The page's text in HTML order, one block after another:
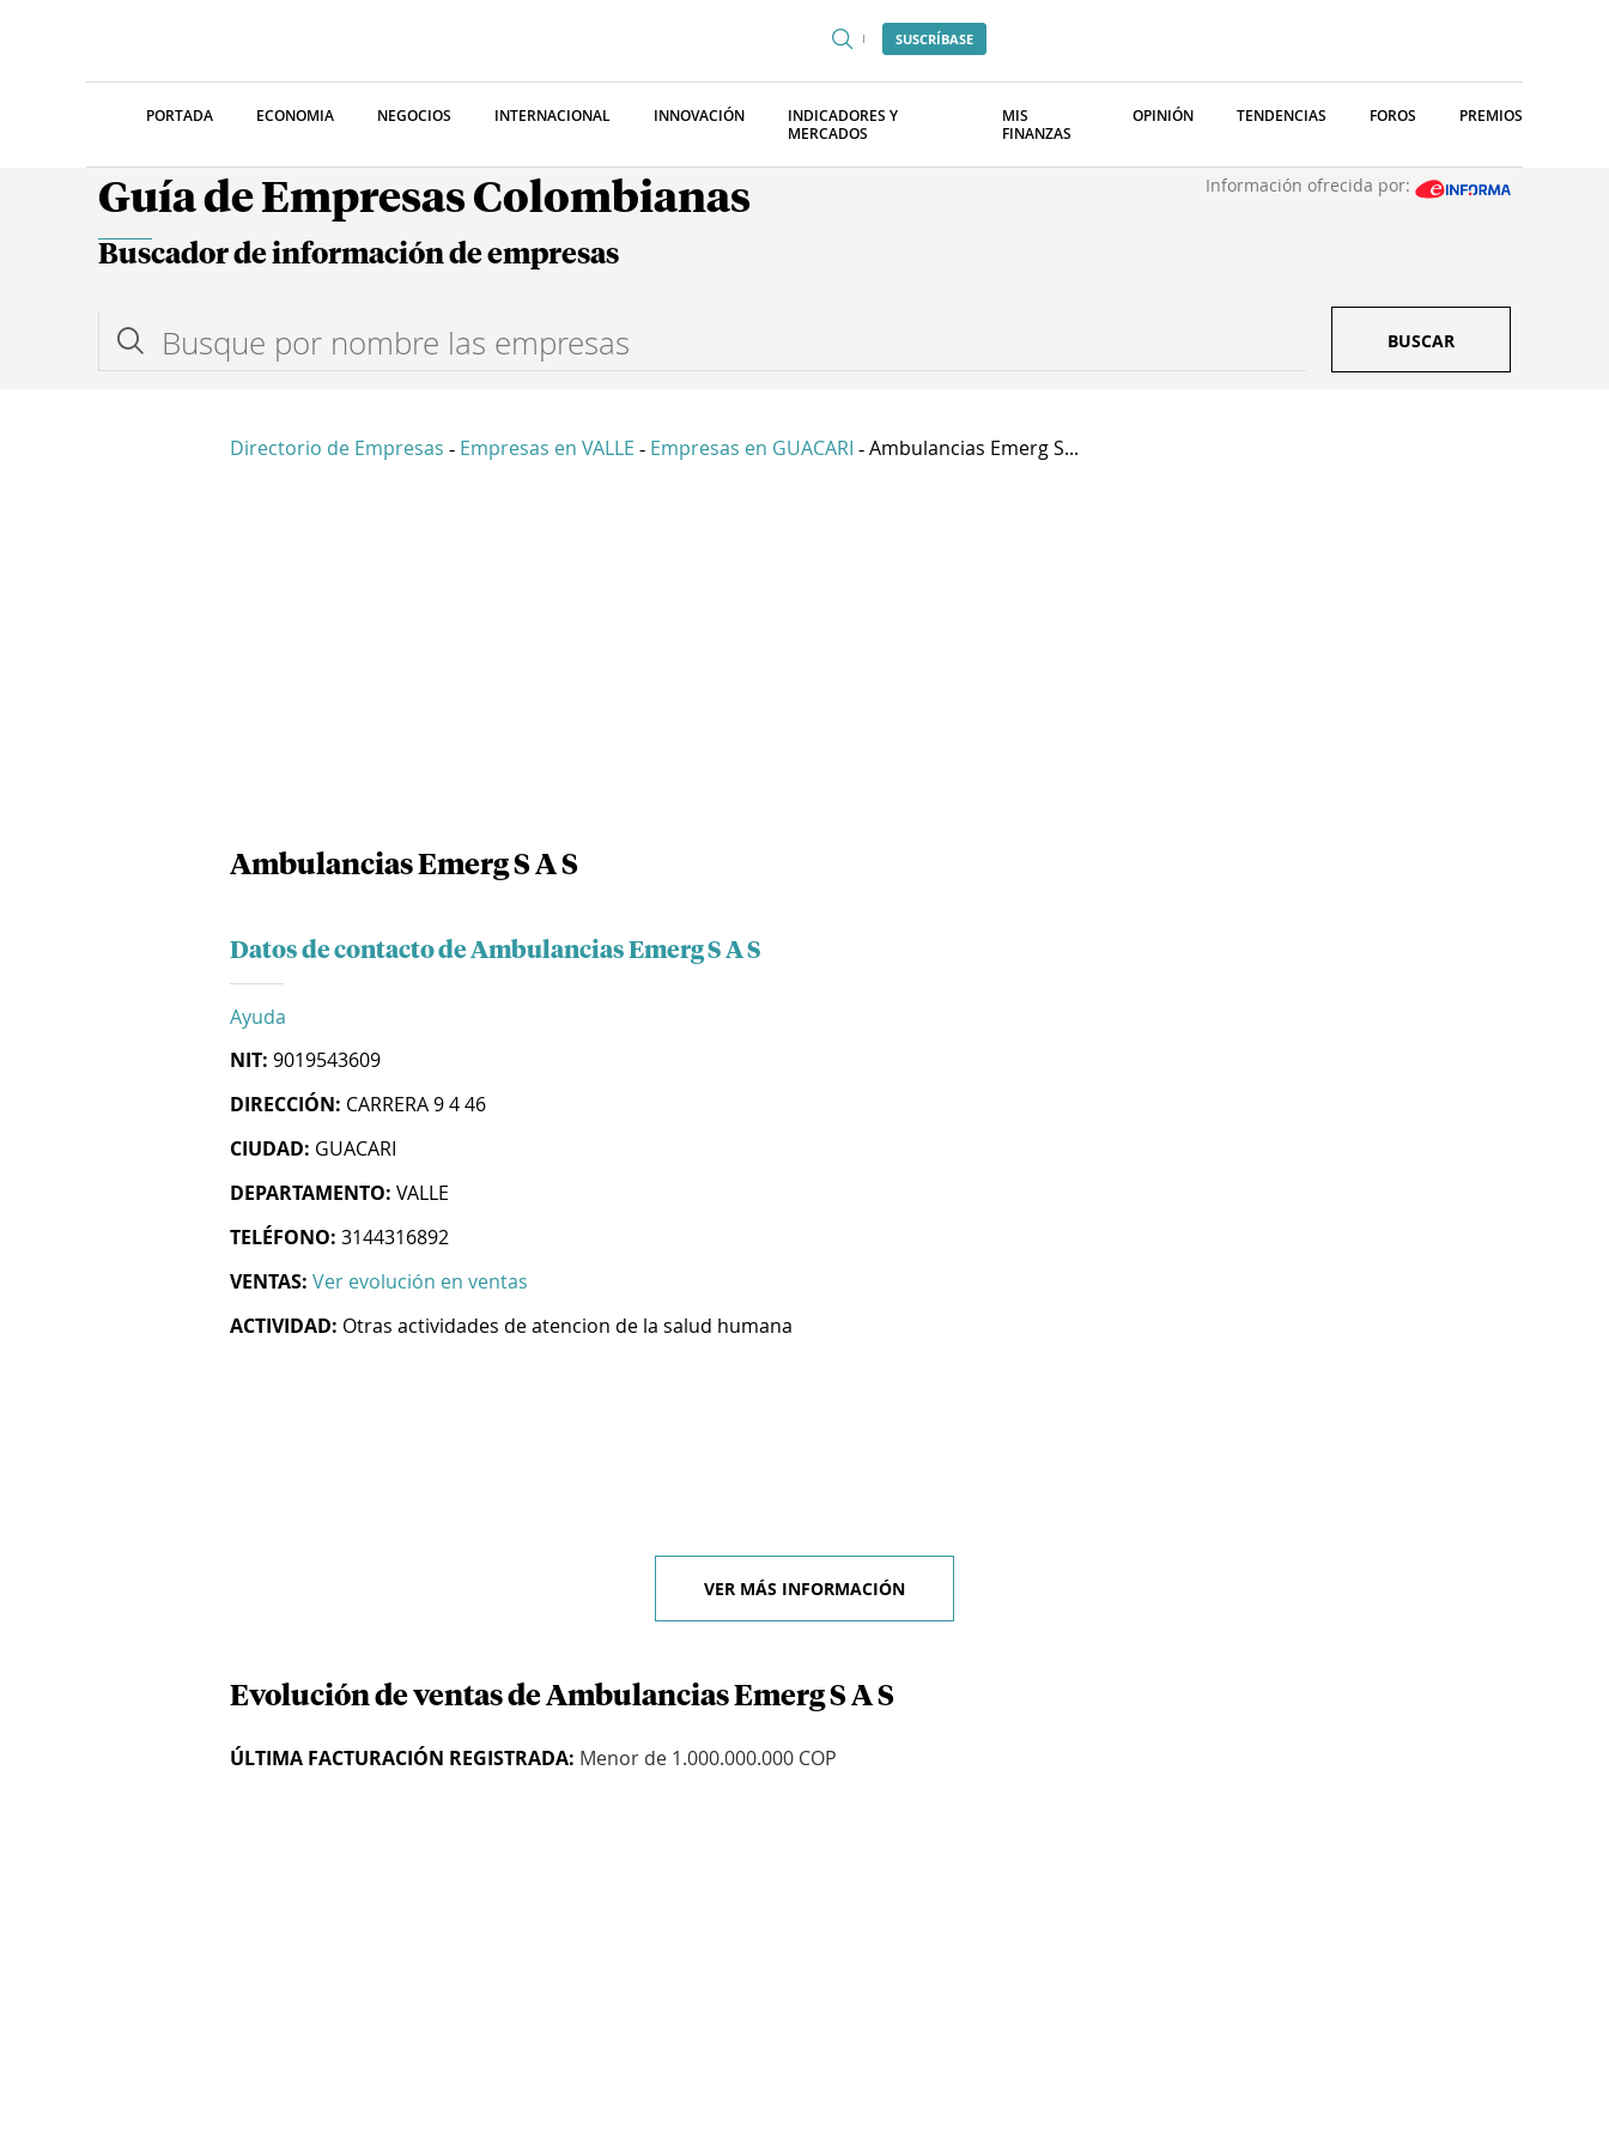
SUSCRÍBASE
PORTADA ECONOMIA NEGOCIOS INTERNACIONAL INNOVACIÓN
INDICADORES Y
MERCADOS
MIS
FINANZAS
OPINIÓN TENDENCIAS FOROS PREMIOS
Guía de Empresas Colombianas Información ofrecida por:
Buscador de información de empresas
BUSCAR
Directorio de Empresas - Empresas en VALLE - Empresas en GUACARI - Ambulancias Emerg S...
Ambulancias Emerg S A S
Datos de contacto de Ambulancias Emerg S A S
Ayuda
NIT: 9019543609
DIRECCIÓN: CARRERA 9 4 46
CIUDAD: GUACARI
DEPARTAMENTO: VALLE
TELÉFONO: 3144316892
VENTAS: Ver evolución en ventas
ACTIVIDAD: Otras actividades de atencion de la salud humana
VER MÁS INFORMACIÓN
Evolución de ventas de Ambulancias Emerg S A S
ÚLTIMA FACTURACIÓN REGISTRADA: Menor de 1.000.000.000 COP